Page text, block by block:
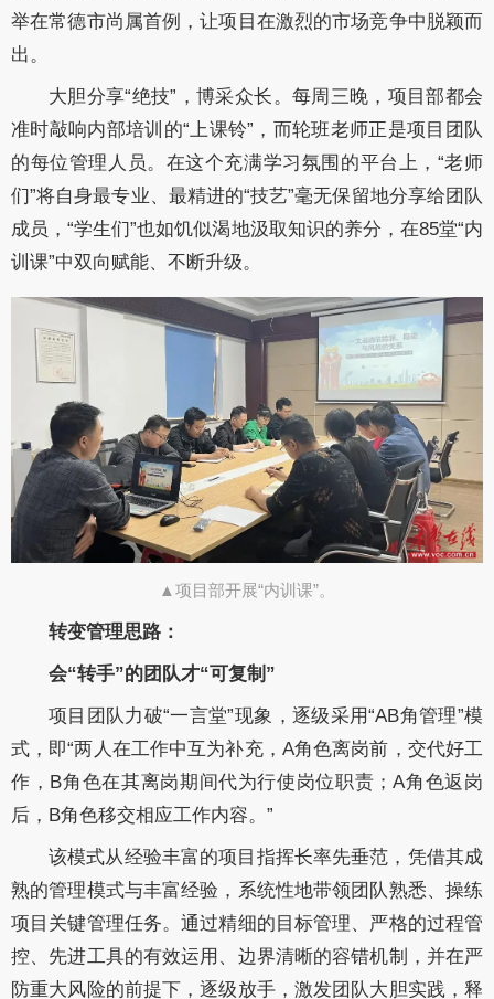
举在常德市尚属首例，让项目在激烈的市场竞争中脱颖而
出。
大胆分享“绝技”，博采众长。 每周三晚，项目部都会
准时敲响内部培训的“上课铃”，而轮班老师正是项目团队
的每位管理人员。在这个充满学习氛围的平台上，“老师
们”将自身最专业、最精进的“技艺”毫无保留地分享给团队
成员，“学生们”也如饥似渴地汲取知识的养分，在85堂“内
训课”中双向赋能、不断升级。
▲项目部开展“内训课”。
转变管理思路：
会“转手”的团队才“可复制”
项目团队力破“一言堂”现象，逐级采用“AB角管理”模
式，即“两人在工作中互为补充，A角色离岗前，交代好工
作，B角色在其离岗期间代为行使岗位职责；A角色返岗
后，B角色移交相应工作内容。”
该模式从经验丰富的项目指挥长率先垂范，凭借其成
熟的管理模式与丰富经验，系统性地带领团队熟悉、操练
项目关键管理任务。通过精细的目标管理、严格的过程管
控、先进工具的有效运用、边界清晰的容错机制，并在严
防重大风险的前提下，逐级放手，激发团队大胆实践，释